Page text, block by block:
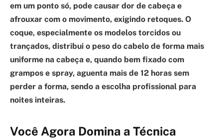
em um ponto só, pode causar dor de cabeça e
afrouxar com o movimento, exigindo retoques. O
coque, especialmente os modelos torcidos ou
trançados, distribui o peso do cabelo de forma mais
uniforme na cabeça e, quando bem fixado com
grampos e spray, aguenta mais de 12 horas sem
perder a forma, sendo a escolha profissional para
noites inteiras.
Você Agora Domina a Técnica